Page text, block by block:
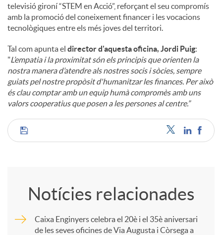
televisió gironí “STEM en Acció”, reforçant el seu compromís
amb la promoció del coneixement financer i les vocacions
tecnològiques entre els més joves del territori.
Tal com apunta el director d'aquesta oficina, Jordi Puig:
"L’empatia i la proximitat són els principis que orienten la
nostra manera d’atendre als nostres socis i sòcies, sempre
guiats pel nostre propòsit d'humanitzar les finances. Per això
és clau comptar amb un equip humà compromès amb uns
valors cooperatius que posen a les persones al centre.”
C
Notícies relacionades
Caixa Enginyers celebra el 20è i el 35è aniversari
de les seves oficines de Via Augusta i Còrsega a